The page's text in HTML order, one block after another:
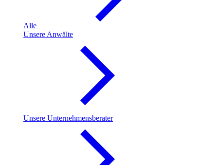
Alle
Unsere Anwälte
Unsere Unternehmensberater